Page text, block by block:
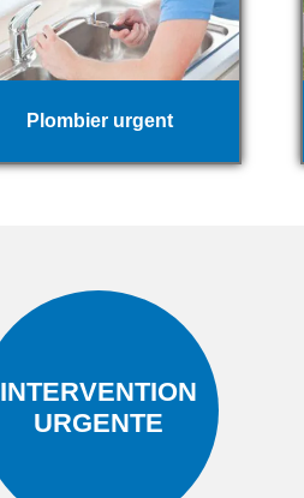
Plombier urgent
INTERVENTION
URGENTE